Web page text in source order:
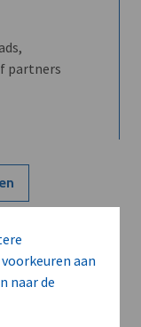
aan
naar de
partners